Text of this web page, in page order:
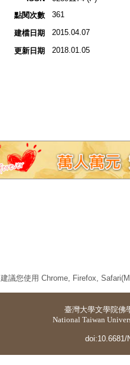
點閱次數
361
建檔日期 2015.04.07
更新日期 2018.01.05
建議您使用 Chrome, Firefox,
臺灣大學文學院佛
National Taiwan
doi:10.6681/